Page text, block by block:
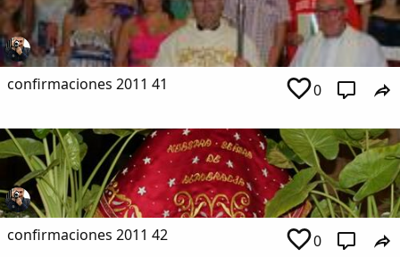
confirmaciones 2011 41 0
confirmaciones 2011 42 0